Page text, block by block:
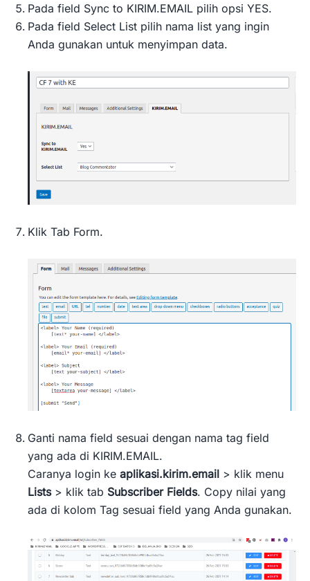
Pada field Sync to KIRIM.EMAIL pilih opsi YES.
Pada field Select List pilih nama list yang ingin
Anda gunakan untuk menyimpan data.
Klik Tab Form.
Ganti nama field sesuai dengan nama tag field
yang ada di KIRIM.EMAIL.
Caranya login ke aplikasi.kirim.email > klik menu
Lists> klik tab Subscriber Fields. Copy nilai yang
ada di kolom Tag sesuai field yang Anda gunakan.